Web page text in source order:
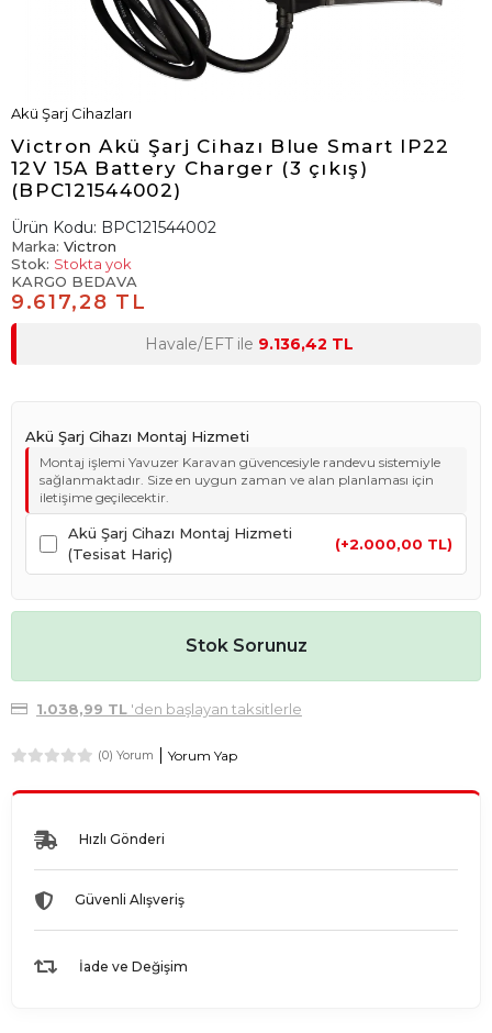
Akü Şarj Cihazları
Victron Akü Şarj Cihazı Blue Smart IP22
12V 15A Battery Charger (3 çıkış)
(BPC121544002)
Ürün Kodu: BPC121544002
Marka: Victron
Stok: Stokta yok
KARGO BEDAVA
9.617,28 TL
Havale/EFT ile 9.136,42 TL
Akü Şarj Cihazı Montaj Hizmeti
Montaj işlemi Yavuzer Karavan güvencesiyle randevu sistemiyle
sağlanmaktadır. Size en uygun zaman ve alan planlaması için
iletişime geçilecektir.
Akü Şarj Cihazı Montaj Hizmeti
(Tesisat Hariç)
(+2.000,00 TL)
Stok Sorunuz
1.038,99 TL'den başlayan taksitlerle
(0) Yorum Yorum Yap
Hızlı Gönderi
Güvenli Alışveriş
İade ve Değişim